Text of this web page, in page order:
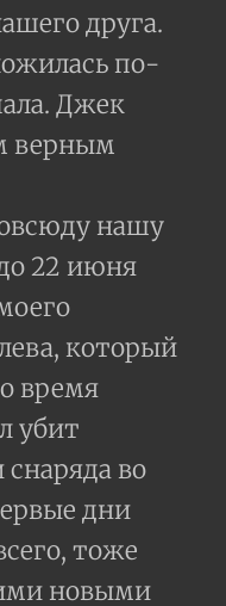
друга.
по-
Джек
верным
нашу
22 июня
который
время
убит
во
дни
тоже
новыми